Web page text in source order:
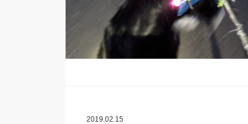
2019.02.15